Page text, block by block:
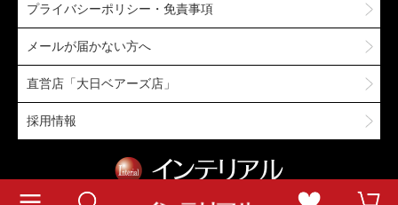
プライバシーポリシー・免責事項
メールが届かない方へ
直営店「大日ベアーズ店」
採用情報
Copyright © Interial Co.,Ltd. All rights reserved.